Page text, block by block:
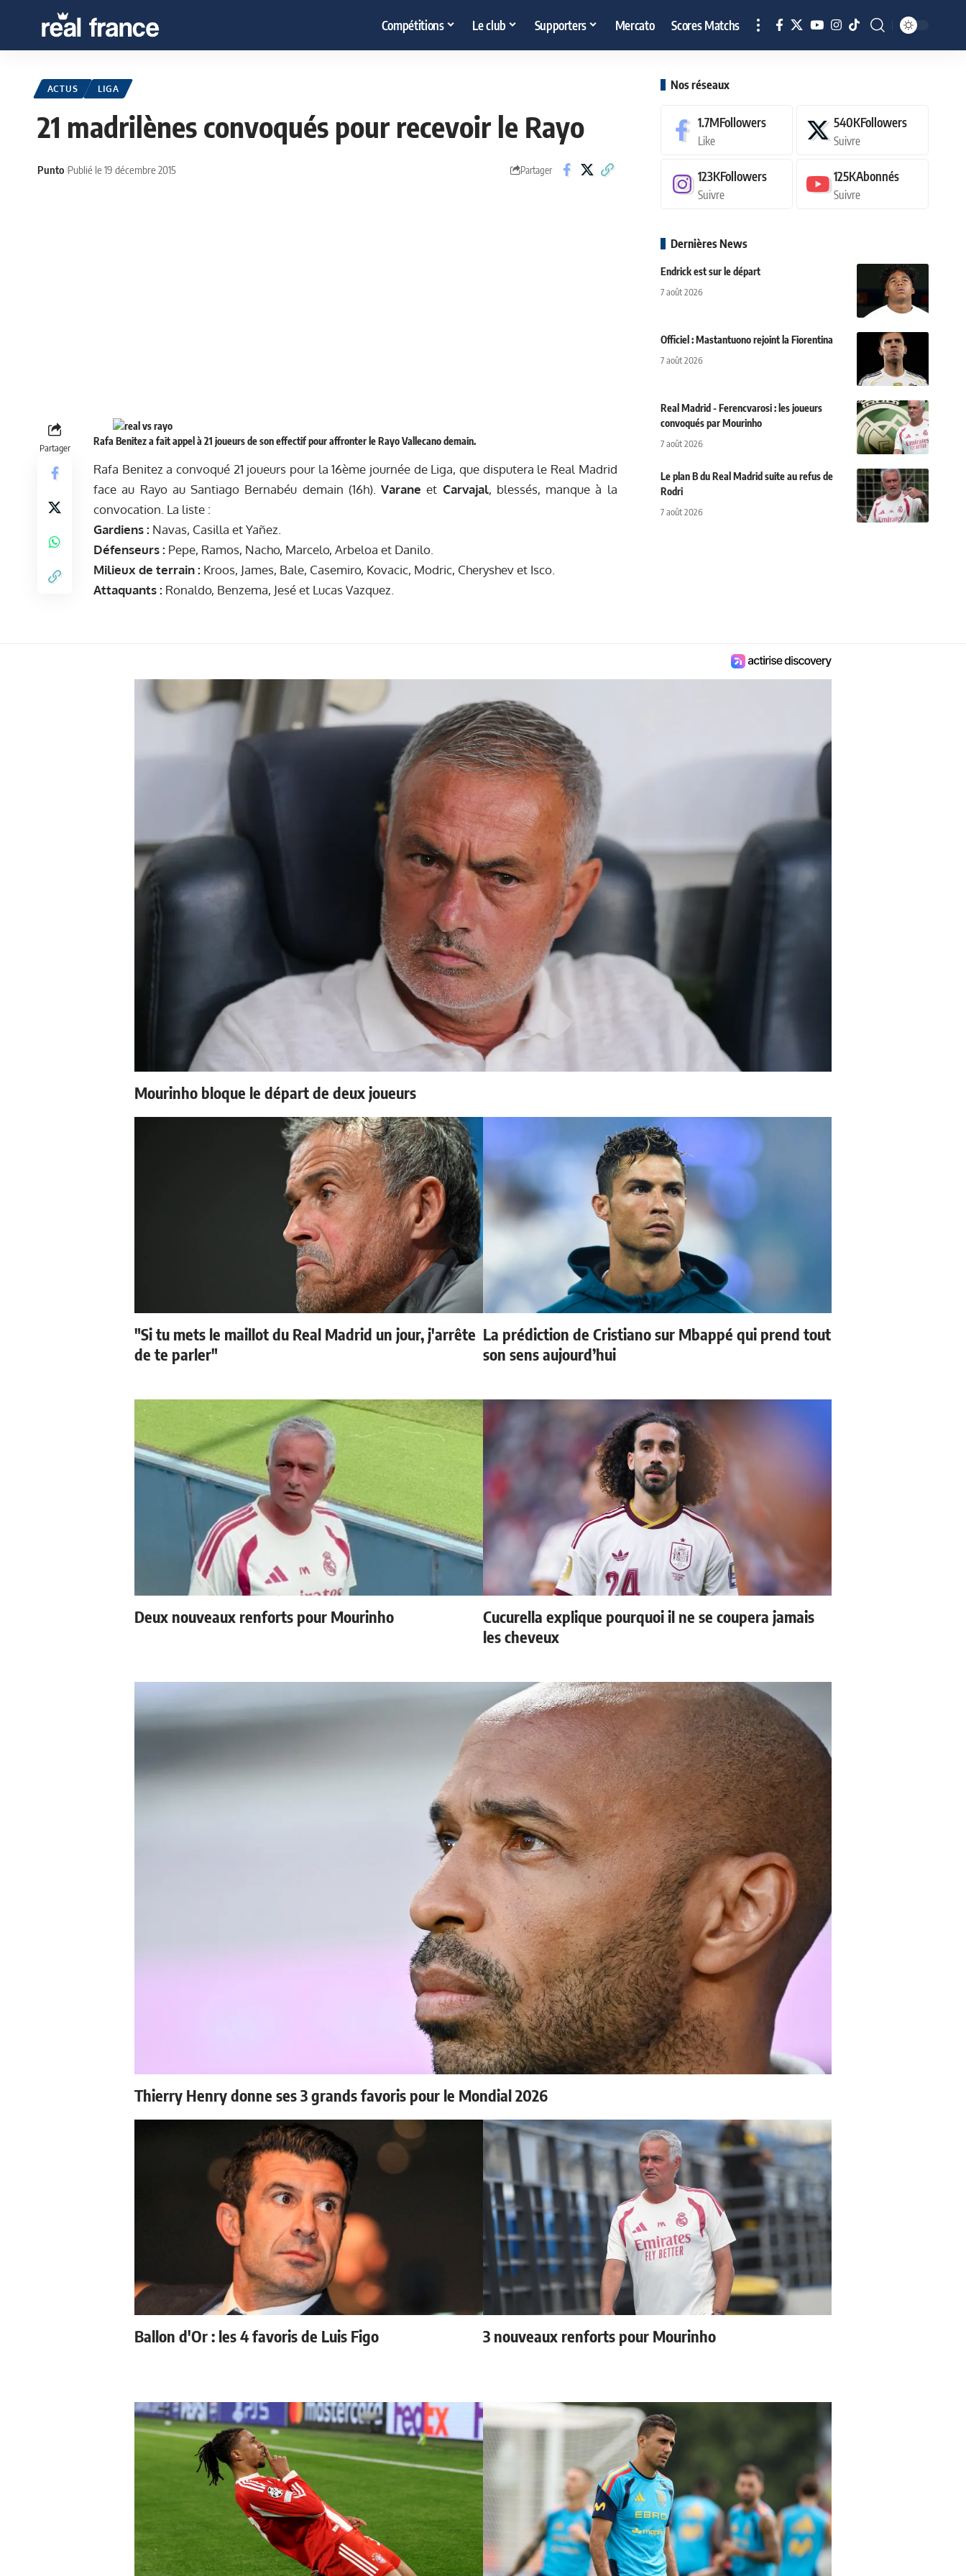
Compétitions Le club Supporters Mercato Scores Matchs
ACTUS LIGA
21 madrilènes convoqués pour recevoir le Rayo
Punto Publié le 19 décembre 2015 Partager
Partager
Rafa Benitez a fait appel à 21 joueurs de son effectif pour affronter le Rayo Vallecano demain.
Rafa Benitez a convoqué 21 joueurs pour la 16ème journée de Liga, que disputera le Real Madrid
face au Rayo au Santiago Bernabéu demain (16h).Varane et Carvajal, blessés, manque à la
convocation. La liste :
Gardiens : Navas, Casilla et Yañez.
Défenseurs : Pepe, Ramos, Nacho, Marcelo, Arbeloa et Danilo.
Milieux de terrain : Kroos, James, Bale, Casemiro, Kovacic, Modric, Cheryshev et Isco.
Attaquants : Ronaldo, Benzema, Jesé et Lucas Vazquez.
Nos réseaux
1.7MFollowers
Like
540KFollowers
Suivre
123KFollowers
Suivre
125KAbonnés
Suivre
Dernières News
Endrick est sur le départ
7 août 2026
Officiel : Mastantuono rejoint la Fiorentina
7 août 2026
Real Madrid - Ferencvarosi : les joueurs
convoqués par Mourinho
7 août 2026
Le plan B du Real Madrid suite au refus de
Rodri
7 août 2026
Mourinho bloque le départ de deux joueurs
"Si tu mets le maillot du Real Madrid un jour, j'arrête
de te parler"
La prédiction de Cristiano sur Mbappé qui prend tout
son sens aujourd’hui
Deux nouveaux renforts pour Mourinho
Cucurella explique pourquoi il ne se coupera jamais
les cheveux
Thierry Henry donne ses 3 grands favoris pour le Mondial 2026
Ballon d'Or : les 4 favoris de Luis Figo 3 nouveaux renforts pour Mourinho